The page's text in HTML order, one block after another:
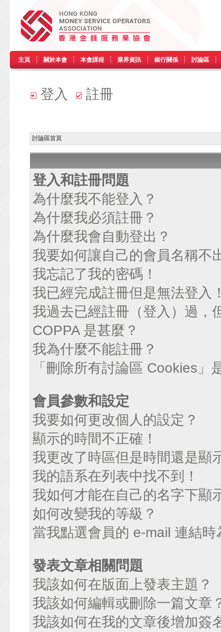
主頁 關於本會 本會課程 業界資訊 銀行關係 討論區
登入 註冊
討論區首頁
登入和註冊問題
為什麼我不能登入？
為什麼我必須註冊？
為什麼我會自動登出？
我要如何讓自己的會員名稱不
我忘記了我的密碼！
我已經完成註冊但是無法登入
我過去已經註冊（登入）過，
COPPA 是甚麼？
我為什麼不能註冊？
「刪除所有討論區 Cookies」
會員參數和設定
我要如何更改個人的設定？
顯示的時間不正確！
我更改了時區但是時間還是顯
我的語系在列表中找不到！
我如何才能在自己的名字下顯
如何改變我的等級？
當我點選會員的 e-mail 連結
發表文章相關問題
我該如何在版面上發表主題？
我該如何編輯或刪除一篇文章
我該如何在我的文章後增加簽